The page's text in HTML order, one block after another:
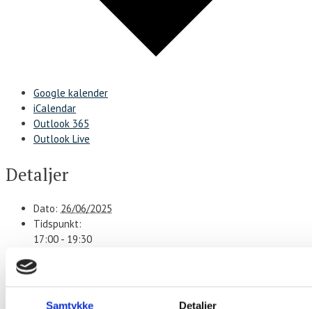
Samtykke Detaljer
Google kalender
iCalendar
Outlook 365
Outlook Live
Detaljer
Dato: 26/06/2025
Tidspunkt:
17:00 - 19:30